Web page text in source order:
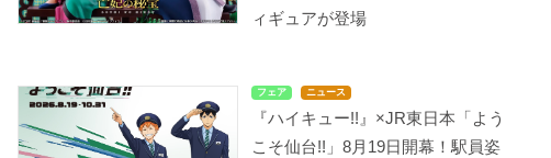
ィギュアが登場
フェア ニュース
『ハイキュー!!』×JR東日本「よう
こそ仙台!!」8月19日開幕！駅員姿